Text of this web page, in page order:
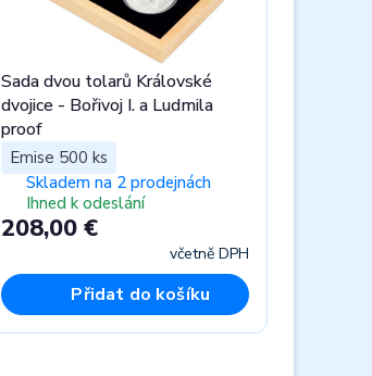
Sada dvou tolarů Královské
dvojice - Bořivoj I. a Ludmila
proof
Emise 500 ks
Skladem na 2 prodejnách
Ihned k odeslání
208,00 €
včetně DPH
Přidat do košíku